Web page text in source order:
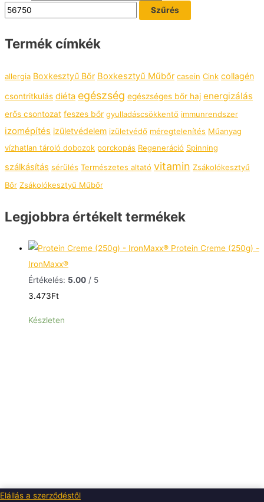
Szűrés
Termék címkék
allergia Boxkesztyű Bőr Boxkesztyű Műbőr casein Cink collagén
csontritkulás diéta egészség egészséges bőr haj energizálás
erős csontozat feszes bőr gyulladáscsökkentő immunrendszer
izomépítés izületvédelem izületvédő méregtelenítés Műanyag
vízhatlan tároló dobozok porckopás Regeneráció Spinning
szálkásítás sérülés Természetes altató vitamin Zsákolókesztyű
Bőr Zsákolókesztyű Műbőr
Legjobbra értékelt termékek
Protein Creme (250g) -
IronMaxx®
Értékelés: 5.00 / 5
3.473Ft
Készleten
Elállás a szerződéstől